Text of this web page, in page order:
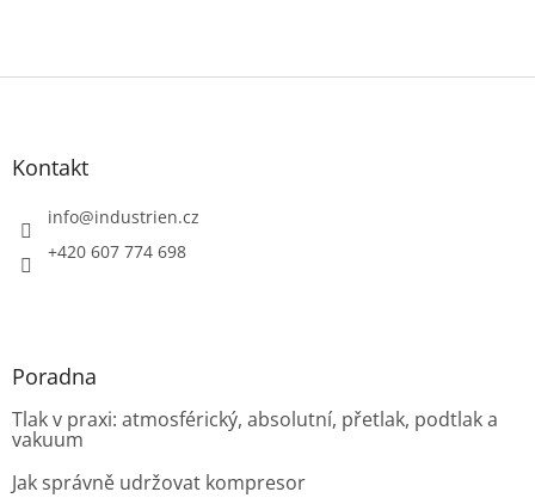
Z
Kontakt
info@industrien.cz
+420 607 774 698
Poradna
Tlak v praxi: atmosférický, absolutní, přetlak, podtlak a
vakuum
Jak správně udržovat kompresor